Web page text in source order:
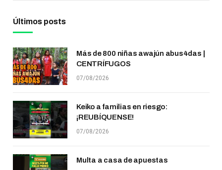
Últimos posts
Más de 800 niñas awajún abus4das |
CENTRÍFUGOS
07/08/2026
Keiko a familias en riesgo:
¡REUBÍQUENSE!
07/08/2026
Multa a casa de apuestas